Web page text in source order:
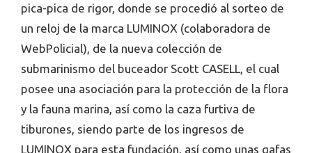
pica-pica de rigor, donde se procedió al sorteo de
un reloj de la marca LUMINOX (colaboradora de
WebPolicial), de la nueva colección de
submarinismo del buceador Scott CASELL, el cual
posee una asociación para la protección de la flora
y la fauna marina, así como la caza furtiva de
tiburones, siendo parte de los ingresos de
LUMINOX para esta fundación, así como unas gafas